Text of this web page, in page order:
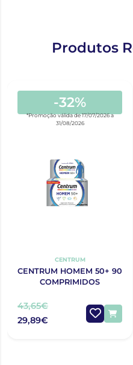
Produtos
-32%
*Promoção válida de 17/07/2026 a
31/08/2026
CENTRUM
CENTRUM HOMEM 50+ 90
COMPRIMIDOS
43,65€
29,89€